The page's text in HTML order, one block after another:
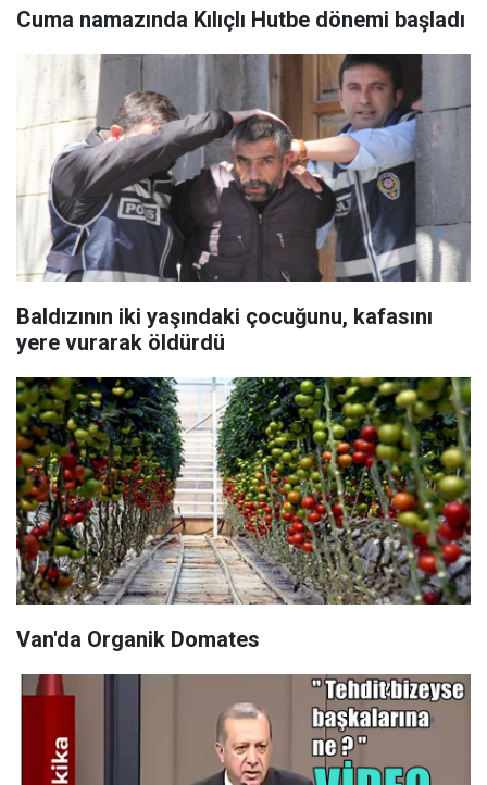
Cuma namazında Kılıçlı Hutbe dönemi başladı
Baldızının iki yaşındaki çocuğunu, kafasını
yere vurarak öldürdü
Van'da Organik Domates